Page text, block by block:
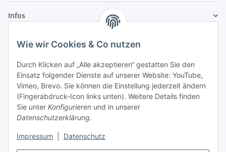
Wie wir Cookies & Co nutzen
Durch Klicken auf „Alle akzeptieren“ gestatten Sie den
Einsatz folgender Dienste auf unserer Website: YouTube,
Vimeo, Brevo. Sie können die Einstellung jederzeit ändern
(Fingerabdruck-Icon links unten). Weitere Details finden
Sie unter Konfigurieren und in unserer
Datenschutzerklärung.
Impressum Datenschutz
Infos
Laden - Öffnungszeiten:
Montag 09:00Uhr bis
16:00 Uhr
Dienstag
09:00 Uhr bis
17:00 Uhr
Mittwoch
09:00 Uhr bis 16:00 Uhr
Donnerstag
09:00 Uhr bis
17:00 Uhr
Freitag
09:00 Uhr
Samstag
09:00 Uhr